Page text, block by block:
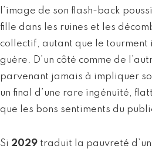
l’image de son flash-back
fille dans les ruines et les
collectif, autant que le tourment
guère. D’un côté comme de
parvenant jamais à impliquer
un final d’une rare ingénuité,
que les bons sentiments du
Si 2029 traduit la pauvreté